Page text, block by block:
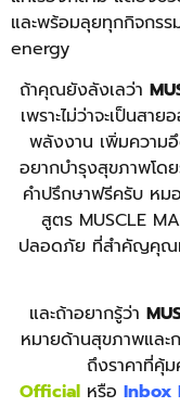
และพร้อมลุยทุกกิจกรร
energy
ถ้าคุณยังลังเลว่า
เพราะไม่ว่าจะเป็นส
พลังงาน เพิ่มความ
อยากบำรุงสุขภาพโ
คำปรึกษาฟรีครับ หม
สูตร MUSCLE
ปลอดภัย ที่สำคัญคุณห
และถ้าอยากรู้ว่า
หมายด้านสุขภาพและ
ถึงราคาที่คุ้
Officialหรือ Inbox